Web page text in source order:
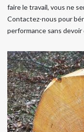
faire le travail, vous ne
Contactez-nous pour
performance sans